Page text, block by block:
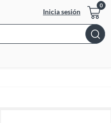
Inicia sesión
Bar